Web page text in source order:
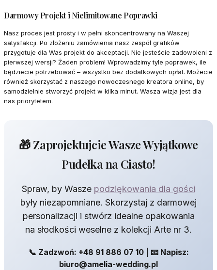
Darmowy Projekt i Nielimitowane Poprawki
Nasz proces jest prosty i w pełni skoncentrowany na Waszej
satysfakcji. Po złożeniu zamówienia nasz zespół grafików
przygotuje dla Was projekt do akceptacji. Nie jesteście zadowoleni z
pierwszej wersji? Żaden problem! Wprowadzimy tyle poprawek, ile
będziecie potrzebować – wszystko bez dodatkowych opłat. Możecie
również skorzystać z naszego nowoczesnego kreatora online, by
samodzielnie stworzyć projekt w kilka minut. Wasza wizja jest dla
nas priorytetem.
🎁 Zaprojektujcie Wasze Wyjątkowe
Pudełka na Ciasto!
Spraw, by Wasze podziękowania dla gości
były niezapomniane. Skorzystaj z darmowej
personalizacji i stwórz idealne opakowania
na słodkości weselne z kolekcji Arte nr 3.
📞 Zadzwoń: +48 91 886 07 10 | 📧 Napisz:
biuro@amelia-wedding.pl